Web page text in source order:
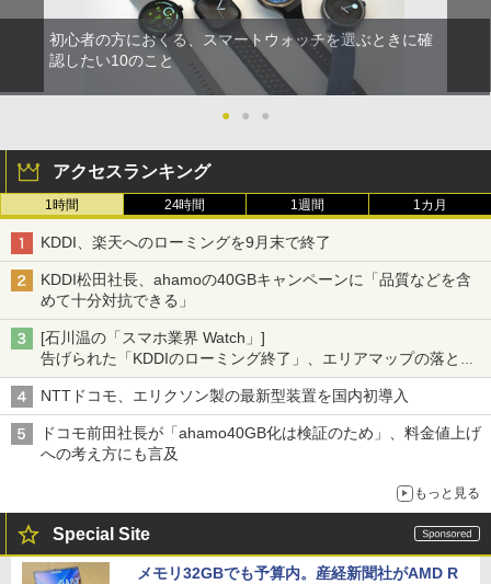
初心者の方におくる、スマートウォッチを選ぶときに確
認したい10のこと
● ● ●
アクセスランキング
1時間 24時間 1週間 1カ月
KDDI、楽天へのローミングを9月末で終了
KDDI松田社長、ahamoの40GBキャンペーンに「品質などを含
めて十分対抗できる」
[石川温の「スマホ業界 Watch」]
告げられた「KDDIのローミング終了」、エリアマップの落とし
穴と楽天モバイルの課題
NTTドコモ、エリクソン製の最新型装置を国内初導入
ドコモ前田社長が「ahamo40GB化は検証のため」、料金値上げ
への考え方にも言及
もっと見る
Special Site
メモリ32GBでも予算内。産経新聞社がAMD R